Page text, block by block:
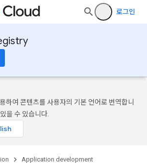
로그인
하여 콘텐츠를 사용자의 기본 언어로 번역합니
을 수 있습니다.
Application development